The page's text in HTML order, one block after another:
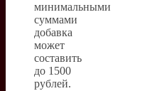
минимальными
суммами
добавка
может
составить
до 1500
рублей.